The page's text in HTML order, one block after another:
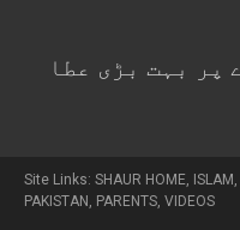
پر بہت بڑی عطا
Site Links: SHAUR HOME, ISLAM ,
PAKISTAN , PARENTS, VIDEOS